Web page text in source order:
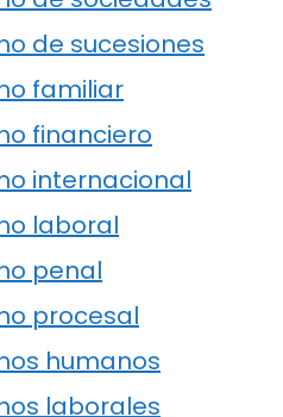
de sucesiones
familiar
financiero
internacional
laboral
penal
procesal
humanos
laborales